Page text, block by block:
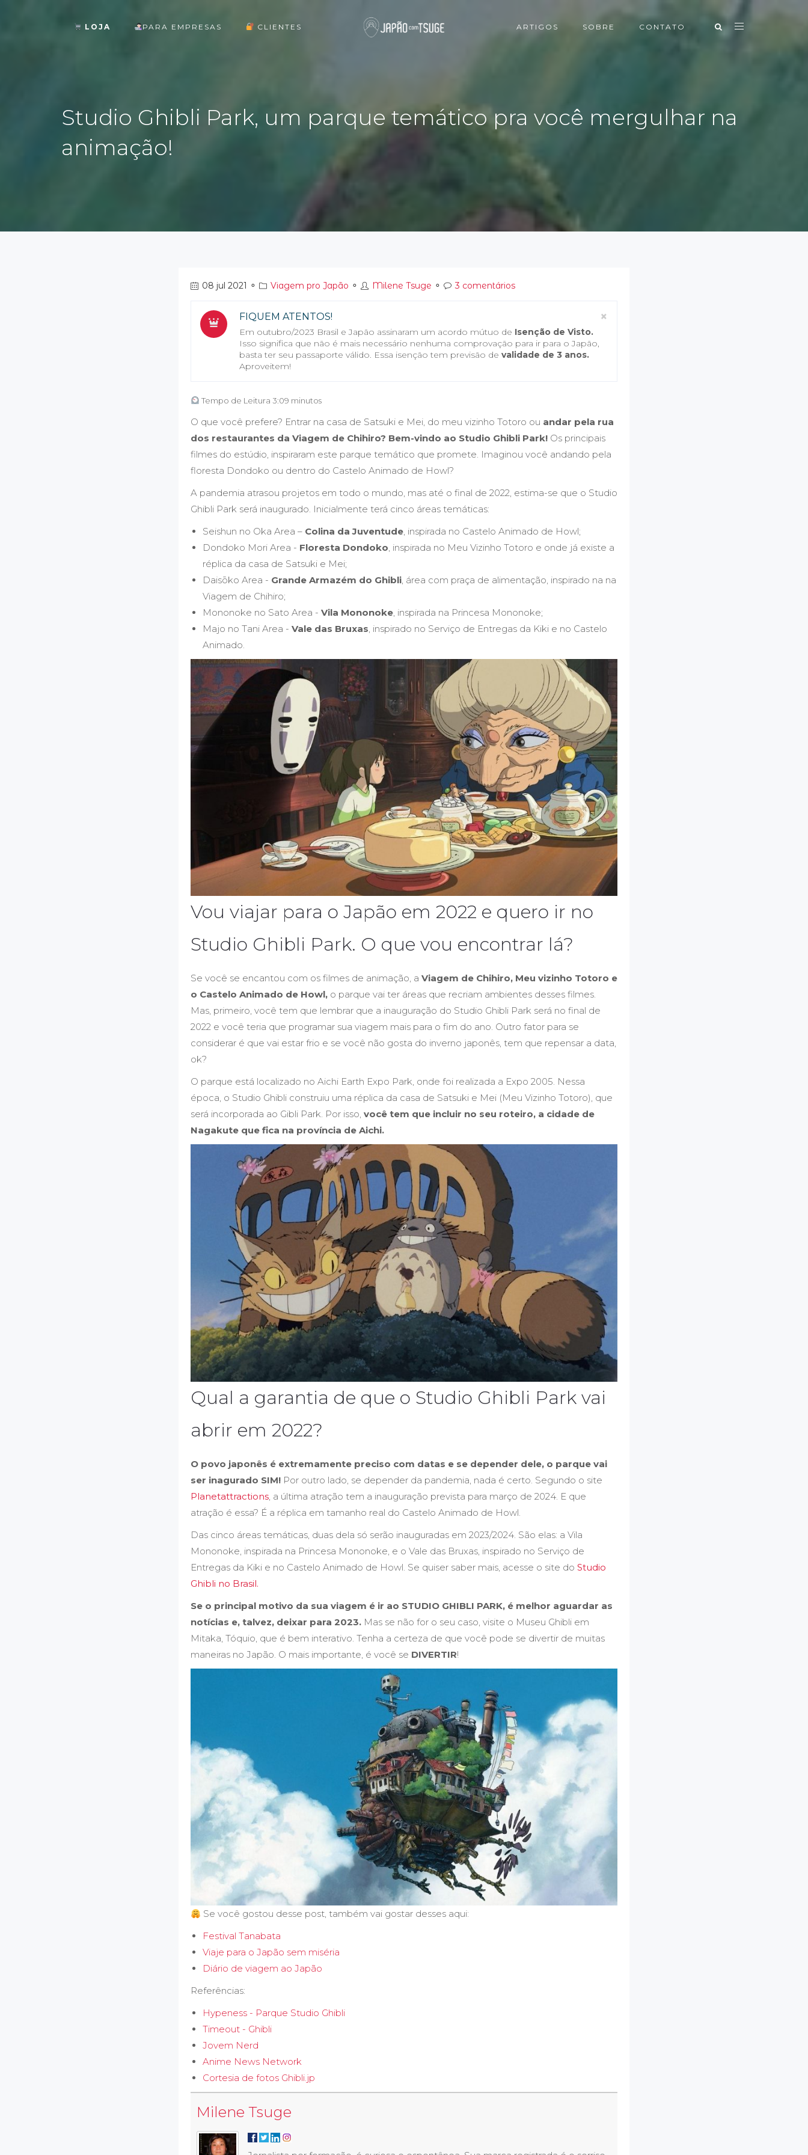
LOJA PARA EMPRESAS CLIENTES ARTIGOS SOBRE CONTATO
Studio Ghibli Park, um parque temático pra você mergulhar na
animação!
08 jul 2021 ⚬ Viagem pro Japão ⚬ Milene Tsuge ⚬ 3 comentários
×
FIQUEM ATENTOS!
Em outubro/2023 Brasil e Japão assinaram um acordo mútuo de Isenção de Visto.
Isso significa que não é mais necessário nenhuma comprovação para ir para o Japão,
basta ter seu passaporte válido. Essa isenção tem previsão de validade de 3 anos.
Aproveitem!
Tempo de Leitura 3:09 minutos
O que você prefere? Entrar na casa de Satsuki e Mei, do meu vizinho Totoro ou andar pela rua
dos restaurantes da Viagem de Chihiro? Bem-vindo ao Studio Ghibli Park! Os principais
filmes do estúdio, inspiraram este parque temático que promete. Imaginou você andando pela
floresta Dondoko ou dentro do Castelo Animado de Howl?
A pandemia atrasou projetos em todo o mundo, mas até o final de 2022, estima-se que o Studio
Ghibli Park será inaugurado. Inicialmente terá cinco áreas temáticas:
Seishun no Oka Area – Colina da Juventude, inspirada no Castelo Animado de Howl;
Dondoko Mori Area - Floresta Dondoko, inspirada no Meu Vizinho Totoro e onde já existe a
réplica da casa de Satsuki e Mei;
Daisōko Area - Grande Armazém do Ghibli, área com praça de alimentação, inspirado na na
Viagem de Chihiro;
Mononoke no Sato Area - Vila Mononoke, inspirada na Princesa Mononoke;
Majo no Tani Area - Vale das Bruxas, inspirado no Serviço de Entregas da Kiki e no Castelo
Animado.
Vou viajar para o Japão em 2022 e quero ir no
Studio Ghibli Park. O que vou encontrar lá?
Se você se encantou com os filmes de animação, a Viagem de Chihiro, Meu vizinho Totoro e
o Castelo Animado de Howl, o parque vai ter áreas que recriam ambientes desses filmes.
Mas, primeiro, você tem que lembrar que a inauguração do Studio Ghibli Park será no final de
2022 e você teria que programar sua viagem mais para o fim do ano. Outro fator para se
considerar é que vai estar frio e se você não gosta do inverno japonês, tem que repensar a data,
ok?
O parque está localizado no Aichi Earth Expo Park, onde foi realizada a Expo 2005. Nessa
época, o Studio Ghibli construiu uma réplica da casa de Satsuki e Mei (Meu Vizinho Totoro), que
será incorporada ao Gibli Park. Por isso, você tem que incluir no seu roteiro, a cidade de
Nagakute que fica na província de Aichi.
Qual a garantia de que o Studio Ghibli Park vai
abrir em 2022?
O povo japonês é extremamente preciso com datas e se depender dele, o parque vai
ser inagurado SIM! Por outro lado, se depender da pandemia, nada é certo. Segundo o site
Planetattractions, a última atração tem a inauguração prevista para março de 2024. E que
atração é essa? É a réplica em tamanho real do Castelo Animado de Howl.
Das cinco áreas temáticas, duas dela só serão inauguradas em 2023/2024. São elas: a Vila
Mononoke, inspirada na Princesa Mononoke, e o Vale das Bruxas, inspirado no Serviço de
Entregas da Kiki e no Castelo Animado de Howl. Se quiser saber mais, acesse o site do Studio
Ghibli no Brasil.
Se o principal motivo da sua viagem é ir ao STUDIO GHIBLI PARK, é melhor aguardar as
notícias e, talvez, deixar para 2023. Mas se não for o seu caso, visite o Museu Ghibli em
Mitaka, Tóquio, que é bem interativo. Tenha a certeza de que você pode se divertir de muitas
maneiras no Japão. O mais importante, é você se DIVERTIR!
Se você gostou desse post, também vai gostar desses aqui:
Festival Tanabata
Viaje para o Japão sem miséria
Diário de viagem ao Japão
Referências:
Hypeness - Parque Studio Ghibli
Timeout - Ghibli
Jovem Nerd
Anime News Network
Cortesia de fotos Ghibli.jp
Milene Tsuge